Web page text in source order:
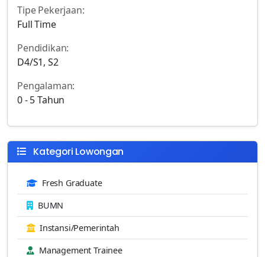
Tipe Pekerjaan:
Full Time
Pendidikan:
D4/S1, S2
Pengalaman:
0 - 5 Tahun
Kategori Lowongan
Fresh Graduate
BUMN
Instansi/Pemerintah
Management Trainee